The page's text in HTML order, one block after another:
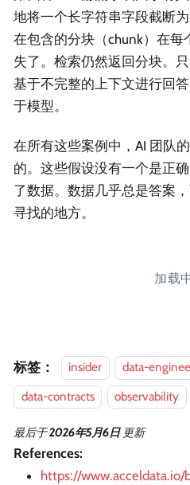
地将一个长字符串字段截断
在包含的分块（chunk）在
失了。检索仍然返回分块。
基于不完整的上下文进行回
于模型。
在所有这些案例中，AI 团队
的。这些假设没有一个是正
了数据。数据几乎总是答案
寻找的地方。
加载
标签： insider data-
data-contracts
observability
最后于2026年5月6日 更新
References:
https://